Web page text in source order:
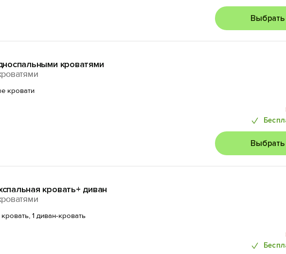
кроватями
кровати
кровать+ диван
кровать, 1 диван-кровать